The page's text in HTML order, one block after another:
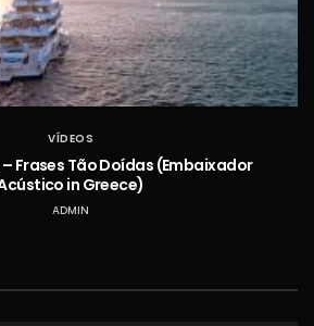
VÍDEOS
Frases Tão Doídas (Embaixador
in Greece)
ADMIN